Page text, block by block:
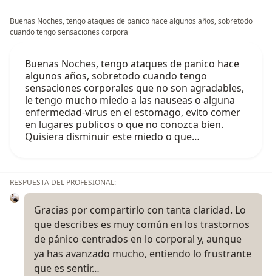
Buenas Noches, tengo ataques de panico hace algunos años, sobretodo
cuando tengo sensaciones corpora
Buenas Noches, tengo ataques de panico hace
algunos años, sobretodo cuando tengo
sensaciones corporales que no son agradables,
le tengo mucho miedo a las nauseas o alguna
enfermedad-virus en el estomago, evito comer
en lugares publicos o que no conozca bien.
Quisiera disminuir este miedo o que…
RESPUESTA DEL PROFESIONAL:
Gracias por compartirlo con tanta claridad. Lo
que describes es muy común en los trastornos
de pánico centrados en lo corporal y, aunque
ya has avanzado mucho, entiendo lo frustrante
que es sentir…